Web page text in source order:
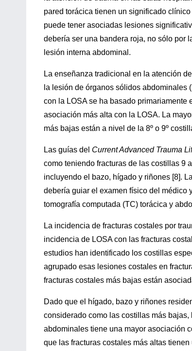
pared torácica tienen un significado
puede tener asociadas lesiones
debería ser una bandera roja, no sólo por
lesión interna abdominal.
La enseñanza tradicional en la atención
la lesión de órganos sólidos abdominales
con la LOSA se ha basado primariamente
asociación más alta con la LOSA. La
más bajas están a nivel de la 8º o 9º
Las guías del Current Advanced Trauma
como teniendo fracturas de las costillas 9
incluyendo el bazo, hígado y riñones [8].
debería guiar el examen físico del médico
tomografía computada (TC) torácica y
La incidencia de fracturas costales por
incidencia de LOSA con las fracturas
estudios han identificado los costillas
agrupado esas lesiones costales en
fracturas costales más bajas están
Dado que el hígado, bazo y riñones
considerado como las costillas más
abdominales tiene una mayor asociación
que las fracturas costales más altas